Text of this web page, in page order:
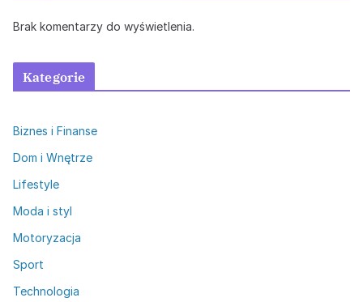
Brak komentarzy do wyświetlenia.
Kategorie
Biznes i Finanse
Dom i Wnętrze
Lifestyle
Moda i styl
Motoryzacja
Sport
Technologia